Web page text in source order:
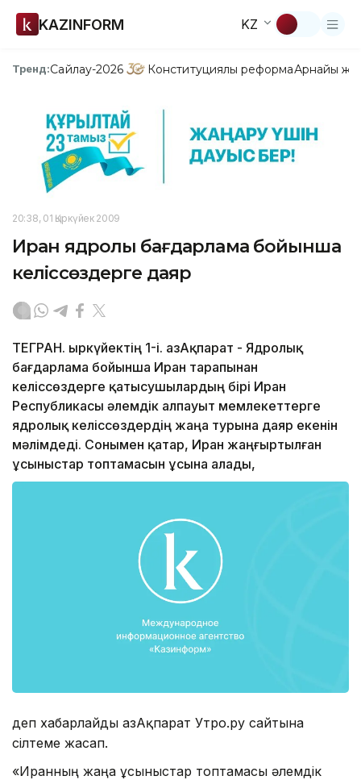
KAZINFORM KZ
Тренд:Сайлау-2026 Конституциялық реформаАрнайы
20:38, 01 Қыркүйек 2009
Иран ядролық бағдарлама бойынша
келіссөздерге даяр
ТЕГРАН. Қыркүйектің 1-і. ҚазАқпарат - Ядролық
бағдарлама бойынша Иран тарапынан
келіссөздерге қатысушылардың бірі Иран
Республикасы әлемдік алпауыт мемлекеттерге
ядролық келіссөздердің жаңа турына даяр екенін
мәлімдеді. Сонымен қатар, Иран жаңғыртылған
ұсыныстар топтамасын ұсына алады,
деп хабарлайды ҚазАқпарат Утро.ру сайтына
сілтеме жасап.
«Иранның жаңа ұсыныстар топтамасы әлемдік